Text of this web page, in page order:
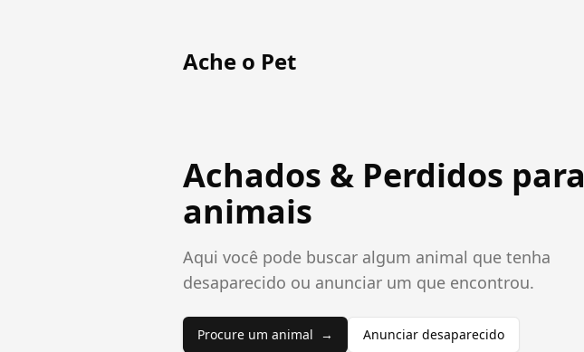
Ache o Pet
Achados & Perdidos para
animais
Aqui você pode buscar algum animal que tenha
desaparecido ou anunciar um que encontrou.
Procure um animal → Anunciar desaparecido